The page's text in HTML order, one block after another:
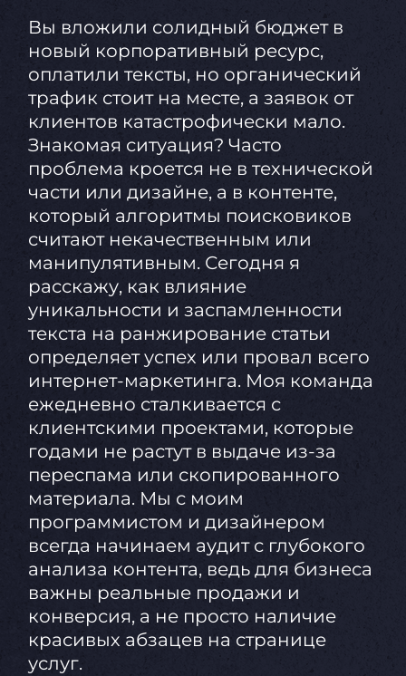
Вы вложили солидный бюджет в
новый корпоративный ресурс,
оплатили тексты, но органический
трафик стоит на месте, а заявок от
клиентов катастрофически мало.
Знакомая ситуация? Часто
проблема кроется не в технической
части или дизайне, а в контенте,
который алгоритмы поисковиков
считают некачественным или
манипулятивным. Сегодня я
расскажу, как влияние
уникальности и заспамленности
текста на ранжирование статьи
определяет успех или провал всего
интернет-маркетинга. Моя команда
ежедневно сталкивается с
клиентскими проектами, которые
годами не растут в выдаче из-за
переспама или скопированного
материала. Мы с моим
программистом и дизайнером
всегда начинаем аудит с глубокого
анализа контента, ведь для бизнеса
важны реальные продажи и
конверсия, а не просто наличие
красивых абзацев на странице
услуг.